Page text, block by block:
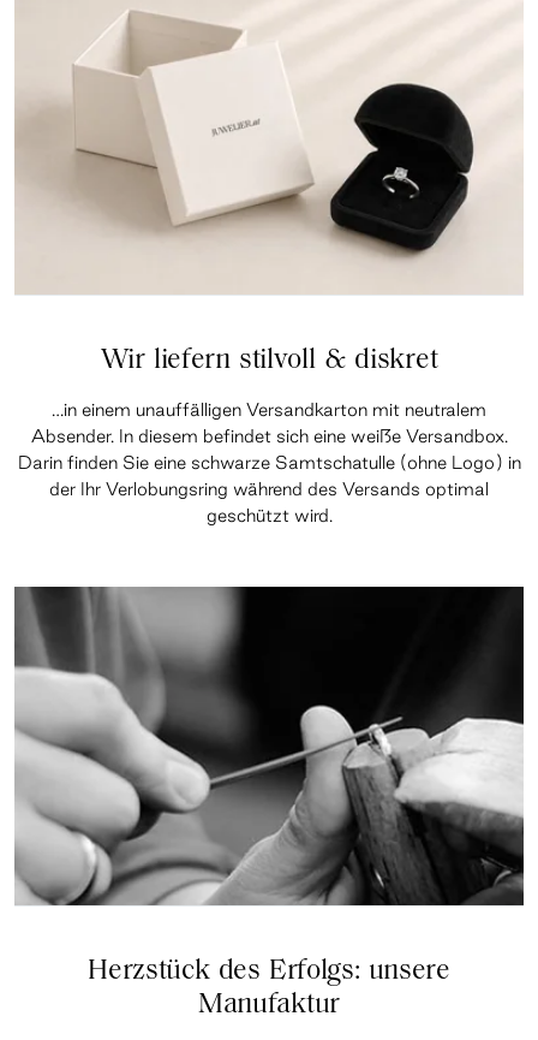
Wir liefern stilvoll & diskret
…in einem unauffälligen Versandkarton mit neutralem
Absender. In diesem befindet sich eine weiße Versandbox.
Darin finden Sie eine schwarze Samtschatulle (ohne Logo) in
der Ihr Verlobungsring während des Versands optimal
geschützt wird.
Herzstück des Erfolgs: unsere
Manufaktur